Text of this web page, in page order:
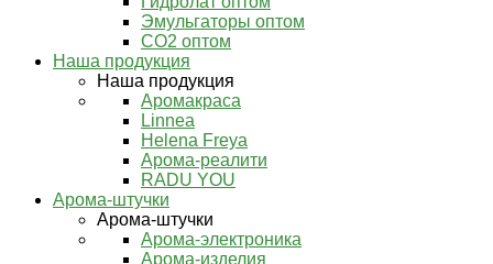
Эмульгаторы оптом
СО2 оптом
Наша продукция
Наша продукция
Аромакраса
Linnea
Helena Freya
Арома-реалити
RADU YOU
Арома-штучки
Арома-штучки
Арома-электроника
Арома-изделия